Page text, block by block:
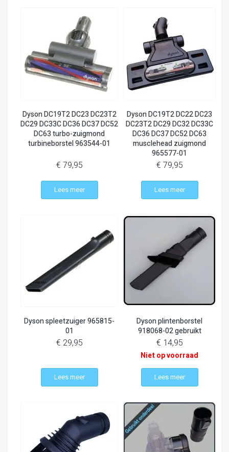
Dyson DC19T2 DC23 DC23T2
DC29 DC33C DC36 DC37 DC52
DC63 turbo-zuigmond
turbineborstel 963544-01
€ 79,95
Lees meer
Dyson DC19T2 DC22 DC23
DC23T2 DC29 DC32 DC33C
DC36 DC37 DC52 DC63
musclehead zuigmond
965577-01
€ 79,95
Lees meer
Dyson spleetzuiger 965815-
01
€ 29,95
Lees meer
Dyson plintenborstel
918068-02 gebruikt
€ 14,95
Niet op voorraad
Lees meer